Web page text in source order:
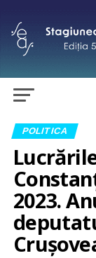
POLITICA
2023.